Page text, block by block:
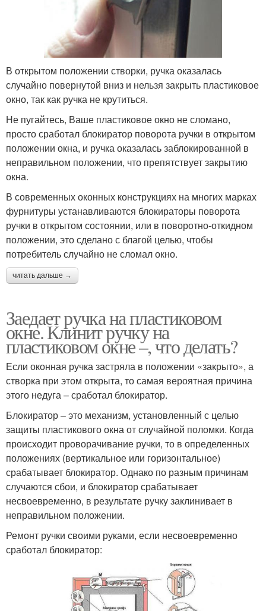
В открытом положении створки, ручка оказалась
случайно повернутой вниз и нельзя закрыть пластиковое
окно, так как ручка не крутиться.
Не пугайтесь, Ваше пластиковое окно не сломано,
просто сработал блокиратор поворота ручки в открытом
положении окна, и ручка оказалась заблокированной в
неправильном положении, что препятствует закрытию
окна.
В современных оконных конструкциях на многих марках
фурнитуры устанавливаются блокираторы поворота
ручки в открытом состоянии, или в поворотно-откидном
положении, это сделано с благой целью, чтобы
потребитель случайно не сломал окно.
читать дальше →
Заедает ручка на пластиковом
окне. Клинит ручку на
пластиковом окне –, что делать?
Если оконная ручка застряла в положении «закрыто», а
створка при этом открыта, то самая вероятная причина
этого недуга – сработал блокиратор.
Блокиратор – это механизм, установленный с целью
защиты пластикового окна от случайной поломки. Когда
происходит проворачивание ручки, то в определенных
положениях (вертикальное или горизонтальное)
срабатывает блокиратор. Однако по разным причинам
случаются сбои, и блокиратор срабатывает
несвоевременно, в результате ручку заклинивает в
неправильном положении.
Ремонт ручки своими руками, если несвоевременно
сработал блокиратор: